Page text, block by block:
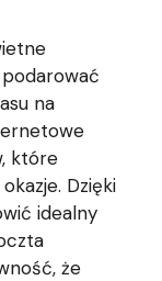
na
które
Dzięki
idealny
że